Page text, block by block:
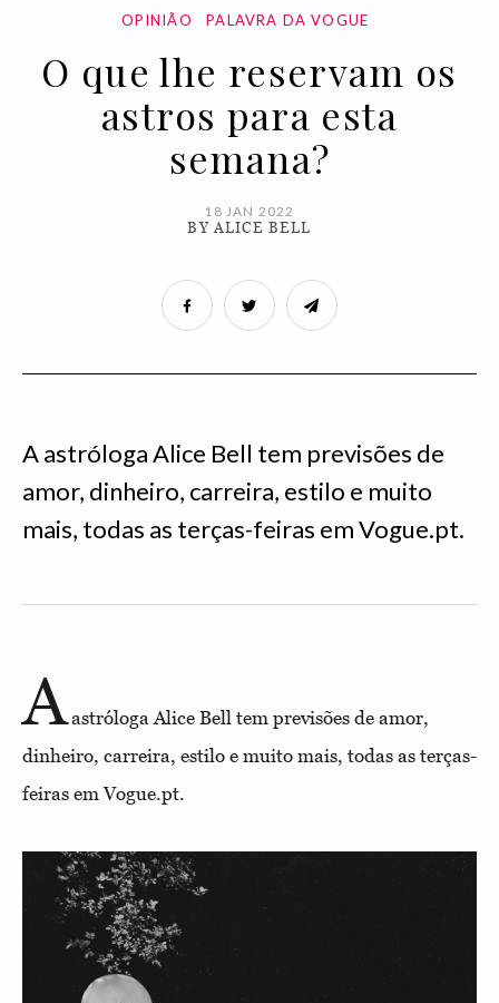
OPINIÃO PALAVRA DA VOGUE
O que lhe reservam os
astros para esta
semana?
18 JAN 2022
BY ALICE BELL
A astróloga Alice Bell tem previsões de
amor, dinheiro, carreira, estilo e muito
mais, todas as terças-feiras em Vogue.pt.
Aastróloga Alice Bell tem previsões de amor,
dinheiro, carreira, estilo e muito mais, todas as terças-
feiras em Vogue.pt.